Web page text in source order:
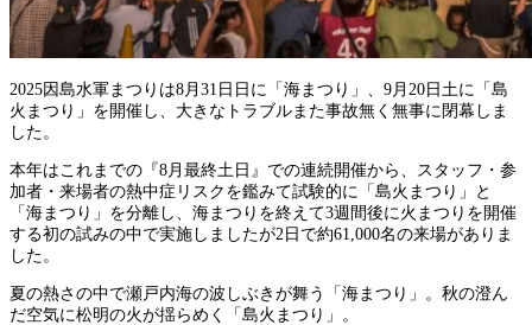
2025因島水軍まつりは8月31日日に「海まつり」、9月20日土に「島
火まつり」を開催し、大きなトラブルまた事故無く無事に閉幕しま
した。
本年はこれまでの『8月最終土日』での連続開催から、スタッフ・参
加者・来場者の熱中症リスクを鑑みて試験的に「島火まつり」と
「海まつり」を分離し、海まつりを終えて3週間後に火まつりを開催
する初の試みの中で実施しましたが2日で約61,000名の来場がありま
した。
夏の熱さの中で瀬戸内海の波しぶきが舞う「海まつり」。秋の澄ん
だ空気に松明の火が揺らめく「島火まつり」。